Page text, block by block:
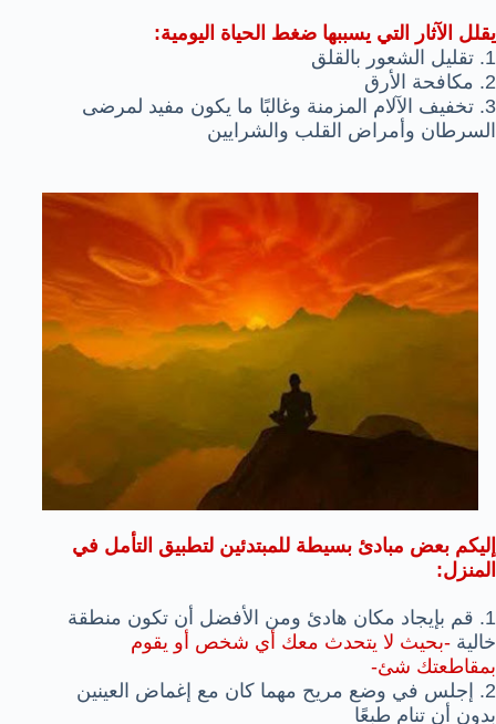
يقلل الآثار التي يسببها ضغط الحياة اليومية:
1. تقليل الشعور بالقلق
2. مكافحة الأرق
3. تخفيف الآلام المزمنة وغالبًا ما يكون مفيد لمرضى
السرطان وأمراض القلب والشرايين
إليكم بعض مبادئ بسيطة للمبتدئين لتطبيق التأمل في
المنزل:
1. قم بإيجاد مكان هادئ ومن الأفضل أن تكون منطقة
خالية -بحيث لا يتحدث معك أي شخص أو يقوم
بمقاطعتك شئ-
2. إجلس في وضع مريح مهما كان مع إغماض العينين
بدون أن تنام طبعًا